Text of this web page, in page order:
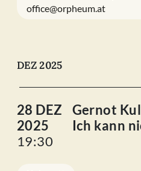
office@orpheum.at
DEZ 2025
28 DEZ
2025
19:30
Gernot
Ich kann